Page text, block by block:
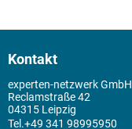
Kontakt
experten-netzwerk GmbH
Reclamstraße 42
04315 Leipzig
+49 341 98995950